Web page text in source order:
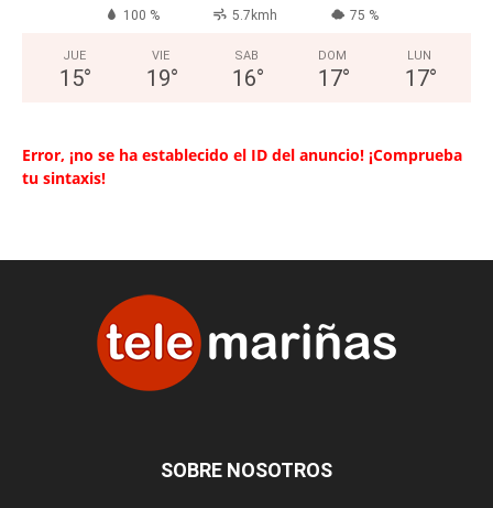
100 % 5.7kmh 75 %
JUE
15°
VIE
19°
SAB
16°
DOM
17°
LUN
17°
Error, ¡no se ha establecido el ID del anuncio! ¡Comprueba
tu sintaxis!
SOBRE NOSOTROS